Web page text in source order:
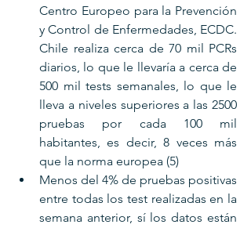
Centro Europeo para la Prevención
y Control de Enfermedades, ECDC.
Chile realiza cerca de 70 mil PCRs
diarios, lo que le llevaría a cerca de
500 mil tests semanales, lo que le
lleva a niveles superiores a las 2500
pruebas por cada 100 mil
habitantes, es decir, 8 veces más
que la norma europea (5)
Menos del 4% de pruebas positivas
entre todas los test realizadas en la
semana anterior, sí los datos están